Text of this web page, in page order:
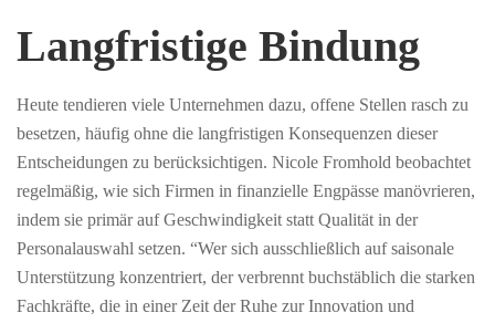
Langfristige Bindung
Heute tendieren viele Unternehmen dazu, offene Stellen rasch zu
besetzen, häufig ohne die langfristigen Konsequenzen dieser
Entscheidungen zu berücksichtigen. Nicole Fromhold beobachtet
regelmäßig, wie sich Firmen in finanzielle Engpässe manövrieren,
indem sie primär auf Geschwindigkeit statt Qualität in der
Personalauswahl setzen. “Wer sich ausschließlich auf saisonale
Unterstützung konzentriert, der verbrennt buchstäblich die starken
Fachkräfte, die in einer Zeit der Ruhe zur Innovation und